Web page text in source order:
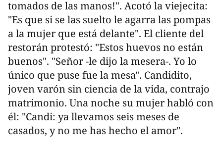
tomados de las manos!". Acotó la viejecita:
"Es que si se las suelto le agarra las pompas
a la mujer que está delante". El cliente del
restorán protestó: "Estos huevos no están
buenos". "Señor -le dijo la mesera-. Yo lo
único que puse fue la mesa". Candidito,
joven varón sin ciencia de la vida, contrajo
matrimonio. Una noche su mujer habló con
él: "Candi: ya llevamos seis meses de
casados, y no me has hecho el amor".